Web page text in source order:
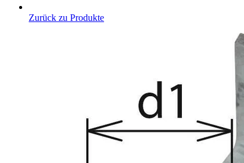
Zurück zu Produkte